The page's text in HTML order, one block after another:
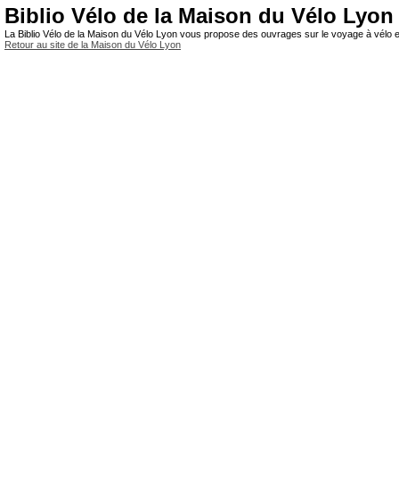
Biblio Vélo de la Maison du Vélo Lyon
La Biblio Vélo de la Maison du Vélo Lyon vous propose des ouvrages sur le voyage à
Retour au site de la Maison du Vélo Lyon